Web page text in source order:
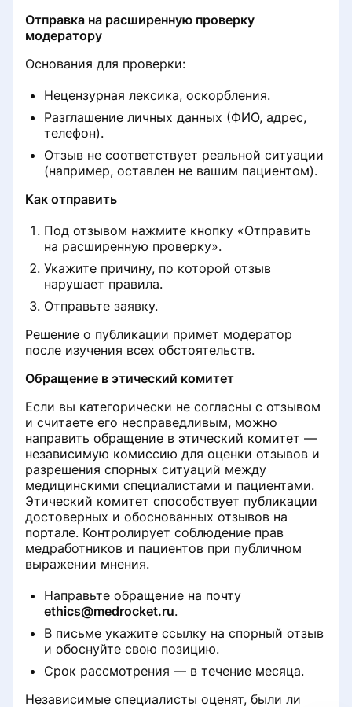
История записи на приём
Настройка записи на приём
Раздел «Рекламные кампании»
Восстановление доступа в личный
кабинет клиники
Не работает онлайн-запись
Информация о клинике
Данные реальной практики
врачей
Бесплатный приём при условии
Работа с записями на услуги с
направлением
Убрать рекламу со страницы
клиники
Клиника не отображается в
Платёж не зачислен на баланс
Снизилось количество записей с
Запись по телефону
Отправка на расширенную проверку
модератору
Основания для проверки:
Нецензурная лексика, оскорбления.
Разглашение личных данных (ФИО, адрес,
телефон).
Отзыв не соответствует реальной ситуации
(например, оставлен не вашим пациентом).
Как отправить
Под отзывом нажмите кнопку «Отправить
на расширенную проверку».
Укажите причину, по которой отзыв
нарушает правила.
Отправьте заявку.
Решение о публикации примет модератор
после изучения всех обстоятельств.
Обращение в этический комитет
Если вы категорически не согласны с отзывом
и считаете его несправедливым, можно
направить обращение в этический комитет —
независимую комиссию для оценки отзывов и
разрешения спорных ситуаций между
медицинскими специалистами и пациентами.
Этический комитет способствует публикации
достоверных и обоснованных отзывов на
портале. Контролирует соблюдение прав
медработников и пациентов при публичном
выражении мнения.
Направьте обращение на почту
ethics@medrocket.ru.
В письме укажите ссылку на спорный отзыв
и обоснуйте свою позицию.
Срок рассмотрения — в течение месяца.
Независимые специалисты оценят, были ли